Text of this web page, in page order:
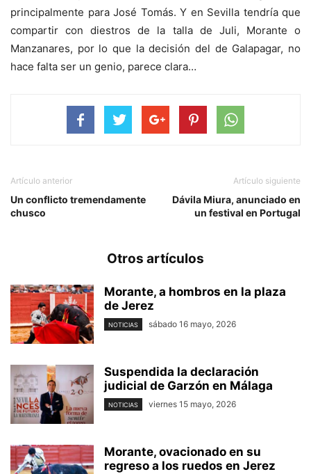
principalmente para José Tomás. Y en Sevilla tendría que
compartir con diestros de la talla de Juli, Morante o
Manzanares, por lo que la decisión del de Galapagar, no
hace falta ser un genio, parece clara…
Artículo anterior
Un conflicto tremendamente
chusco
Artículo siguiente
Dávila Miura, anunciado en
un festival en Portugal
Otros artículos
Morante, a hombros en la plaza
de Jerez
NOTICIAS sábado 16 mayo, 2026
Suspendida la declaración
judicial de Garzón en Málaga
NOTICIAS viernes 15 mayo, 2026
Morante, ovacionado en su
regreso a los ruedos en Jerez